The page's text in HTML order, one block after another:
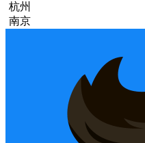
杭州
南京